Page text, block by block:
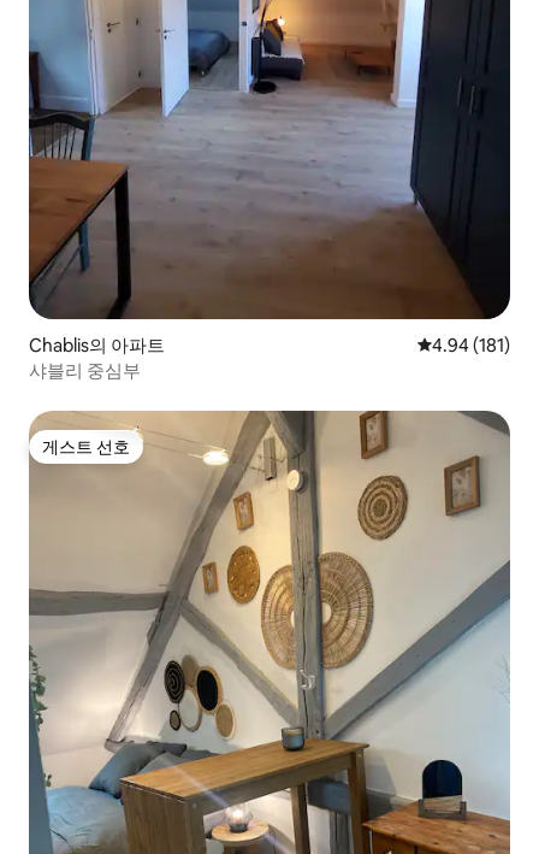
Chablis의 아파트 평점 4.94점(5
4.94 (181)
샤블리 중심부
게스트 선호
게스트 선호